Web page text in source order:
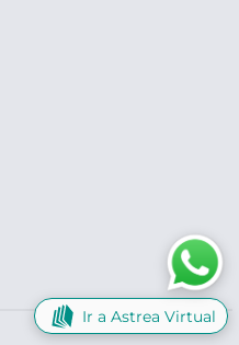
Ir a Astrea Virtual